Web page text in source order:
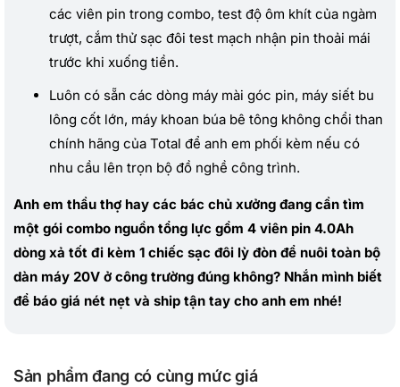
các viên pin trong combo, test độ ôm khít của ngàm
trượt, cắm thử sạc đôi test mạch nhận pin thoải mái
trước khi xuống tiền.
Luôn có sẵn các dòng máy mài góc pin, máy siết bu
lông cốt lớn, máy khoan búa bê tông không chổi than
chính hãng của Total để anh em phối kèm nếu có
nhu cầu lên trọn bộ đồ nghề công trình.
Anh em thầu thợ hay các bác chủ xưởng đang cần tìm
một gói combo nguồn tổng lực gồm 4 viên pin 4.0Ah
dòng xả tốt đi kèm 1 chiếc sạc đôi lỳ đòn để nuôi toàn bộ
dàn máy 20V ở công trường đúng không? Nhắn mình biết
để báo giá nét nẹt và ship tận tay cho anh em nhé!
Sản phẩm đang có cùng mức giá